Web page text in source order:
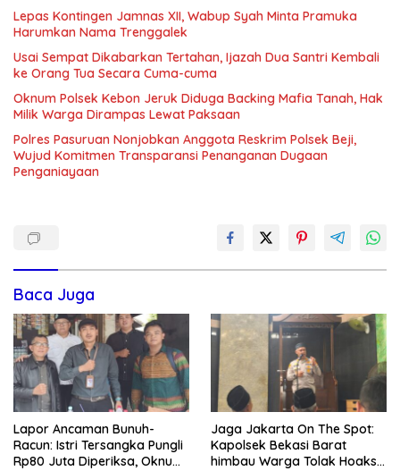
Lepas Kontingen Jamnas XII, Wabup Syah Minta Pramuka
Harumkan Nama Trenggalek
Usai Sempat Dikabarkan Tertahan, Ijazah Dua Santri Kembali
ke Orang Tua Secara Cuma-cuma
Oknum Polsek Kebon Jeruk Diduga Backing Mafia Tanah, Hak
Milik Warga Dirampas Lewat Paksaan
Polres Pasuruan Nonjobkan Anggota Reskrim Polsek Beji,
Wujud Komitmen Transparansi Penanganan Dugaan
Penganiayaan
Baca Juga
Lapor Ancaman Bunuh-
Racun: Istri Tersangka Pungli
Rp80 Juta Diperiksa, Oknum
Jaga Jakarta On The Spot:
Kapolsek Bekasi Barat
himbau Warga Tolak Hoaks